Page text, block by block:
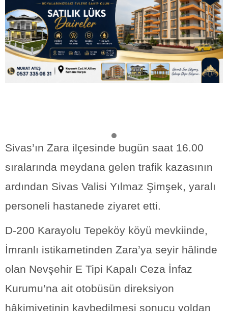
Sivas’ın Zara ilçesinde bugün saat 16.00
sıralarında meydana gelen trafik kazasının
ardından Sivas Valisi Yılmaz Şimşek, yaralı
personeli hastanede ziyaret etti.
D-200 Karayolu Tepeköy köyü mevkiinde,
İmranlı istikametinden Zara’ya seyir hâlinde
olan Nevşehir E Tipi Kapalı Ceza İnfaz
Kurumu’na ait otobüsün direksiyon
hâkimiyetinin kaybedilmesi sonucu yoldan